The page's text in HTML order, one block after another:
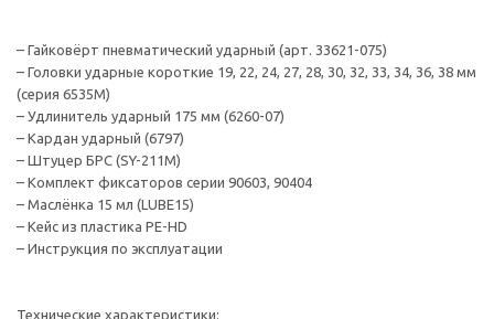
– Гайковёрт пневматический ударный (арт. 33621-075)
– Головки ударные короткие 19, 22, 24, 27, 28, 30, 32, 33, 34, 36, 38 мм
(серия 6535M)
– Удлинитель ударный 175 мм (6260-07)
– Кардан ударный (6797)
– Штуцер БРС (SY-211M)
– Комплект фиксаторов серии 90603, 90404
– Маслёнка 15 мл (LUBE15)
– Кейс из пластика PE-HD
– Инструкция по эксплуатации
Технические характеристики: